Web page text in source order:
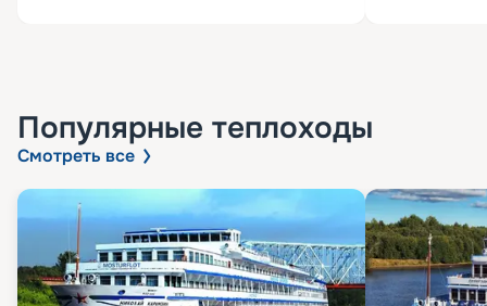
Популярные теплоходы
Смотреть все